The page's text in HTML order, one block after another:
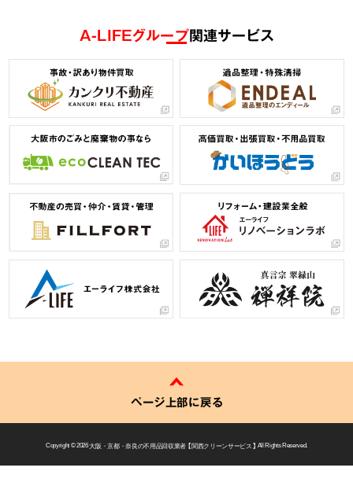
A-LIFEグループ関連サービス
ページ上部に戻る
Copyright © 2026大阪・京都・奈良の不用品回収業者 【 関西クリーンサービス 】 All Rights Reserved.